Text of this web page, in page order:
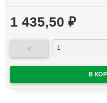
1 435,50 ₽
